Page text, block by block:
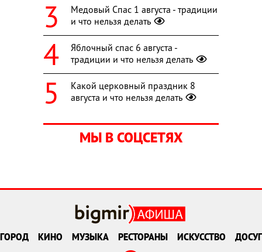
Медовый Спас 1 августа - традиции
и что нельзя делать
Яблочный спас 6 августа -
традиции и что нельзя делать
Какой церковный праздник 8
августа и что нельзя делать
МЫ В СОЦСЕТЯХ
ГОРОД КИНО МУЗЫКА РЕСТОРАНЫ ИСКУССТВО ДОСУГ